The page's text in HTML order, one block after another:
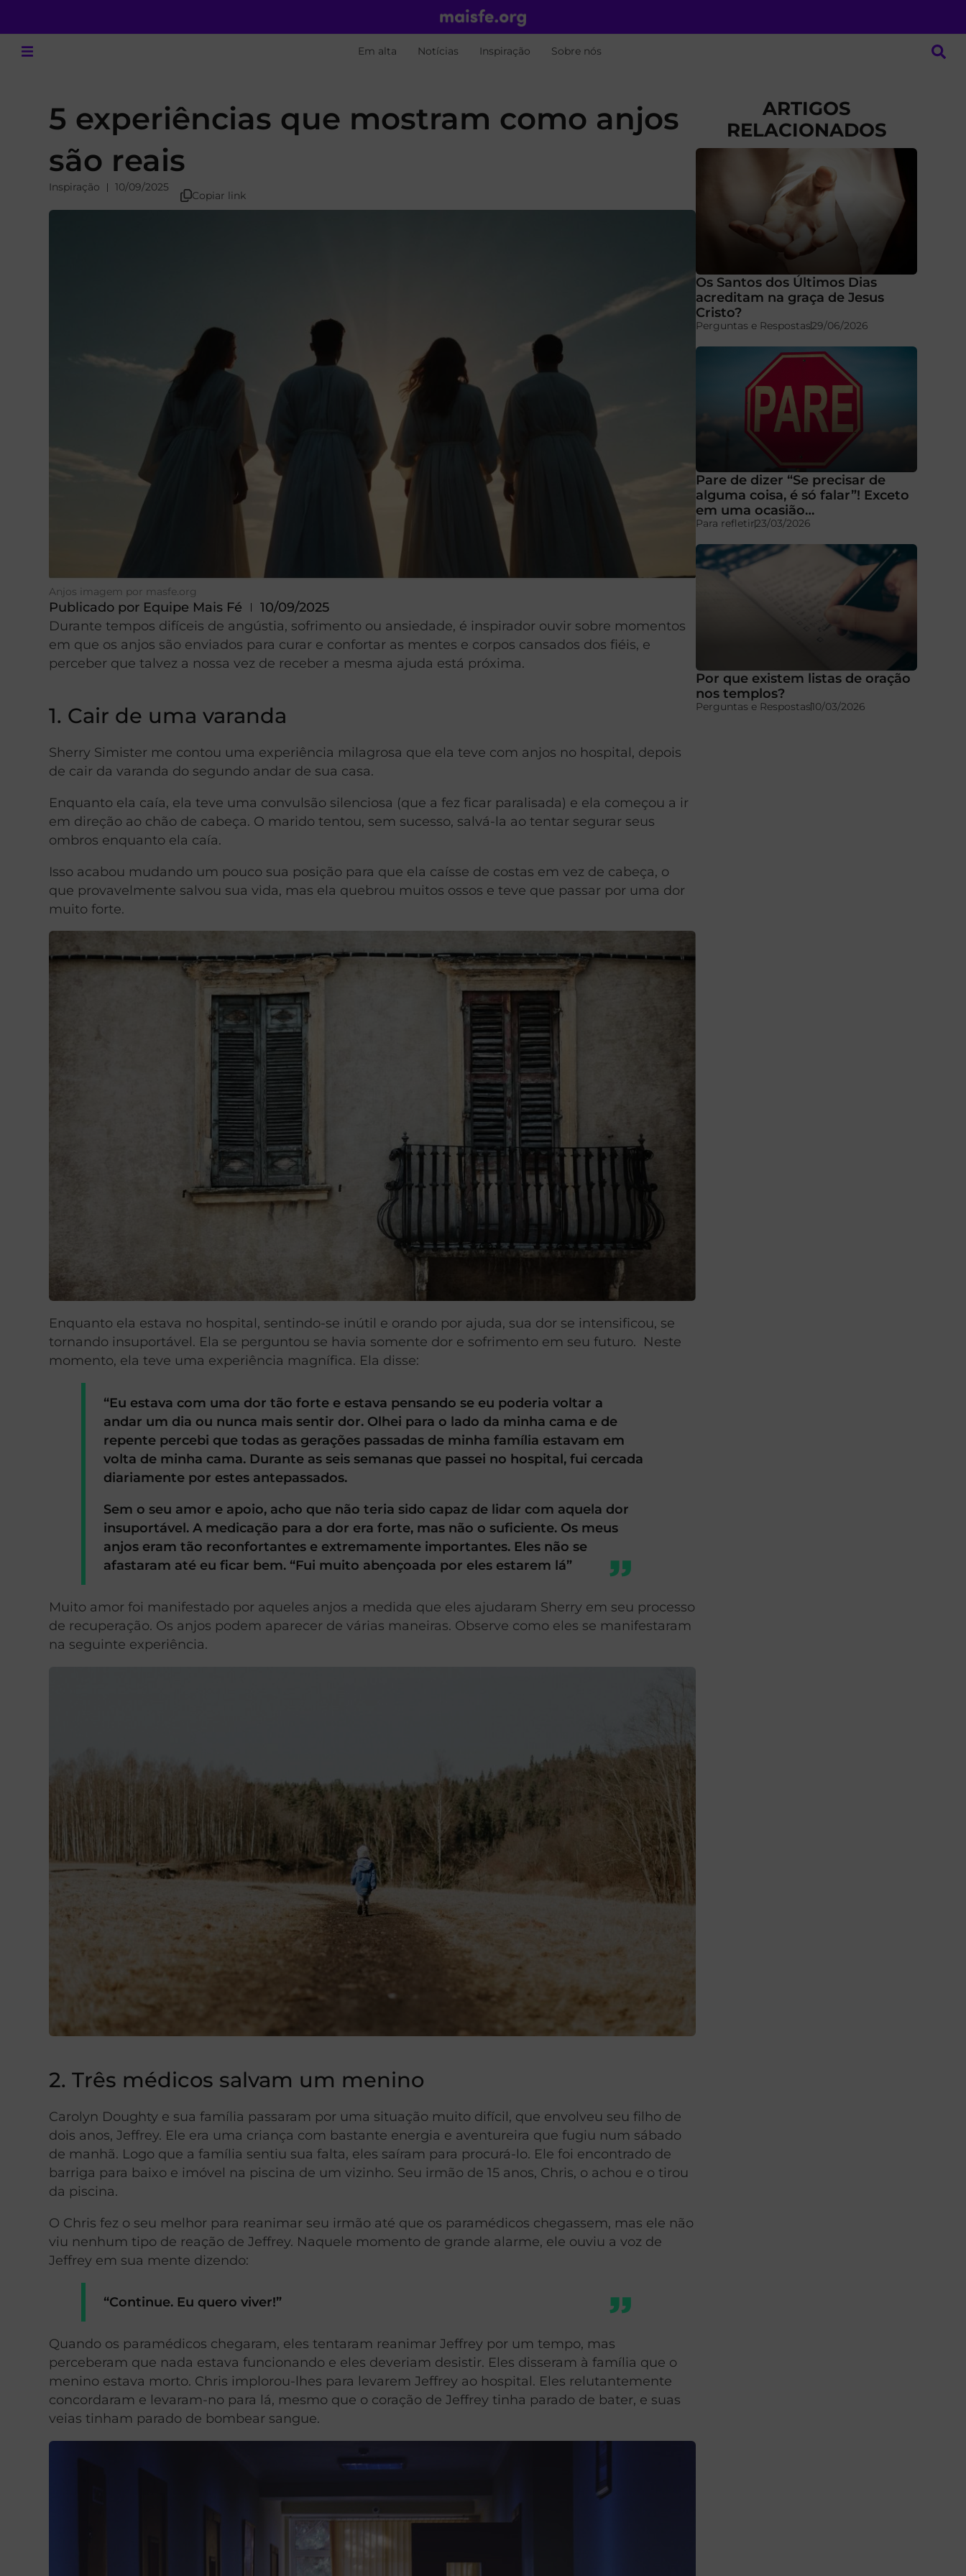
Em alta Notícias Inspiração Sobre nós
5 experiências que mostram como anjos
são reais
Inspiração 10/09/2025
Copiar link
Anjos imagem por masfe.org
Publicado por Equipe Mais Fé
10/09/2025
Durante tempos difíceis de angústia, sofrimento ou ansiedade, é inspirador ouvir sobre momentos
em que os anjos são enviados para curar e confortar as mentes e corpos cansados dos fiéis, e
perceber que talvez a nossa vez de receber a mesma ajuda está próxima.
1. Cair de uma varanda
Sherry Simister me contou uma experiência milagrosa que ela teve com anjos no hospital, depois
de cair da varanda do segundo andar de sua casa.
Enquanto ela caía, ela teve uma convulsão silenciosa (que a fez ficar paralisada) e ela começou a ir
em direção ao chão de cabeça. O marido tentou, sem sucesso, salvá-la ao tentar segurar seus
ombros enquanto ela caía.
Isso acabou mudando um pouco sua posição para que ela caísse de costas em vez de cabeça, o
que provavelmente salvou sua vida, mas ela quebrou muitos ossos e teve que passar por uma dor
muito forte.
Enquanto ela estava no hospital, sentindo-se inútil e orando por ajuda, sua dor se intensificou, se
tornando insuportável. Ela se perguntou se havia somente dor e sofrimento em seu futuro. Neste
momento, ela teve uma experiência magnífica. Ela disse:
“Eu estava com uma dor tão forte e estava pensando se eu poderia voltar a
andar um dia ou nunca mais sentir dor. Olhei para o lado da minha cama e de
repente percebi que todas as gerações passadas de minha família estavam em
volta de minha cama. Durante as seis semanas que passei no hospital, fui cercada
diariamente por estes antepassados.
Sem o seu amor e apoio, acho que não teria sido capaz de lidar com aquela dor
insuportável. A medicação para a dor era forte, mas não o suficiente. Os meus
anjos eram tão reconfortantes e extremamente importantes. Eles não se
afastaram até eu ficar bem. “Fui muito abençoada por eles estarem lá”
Muito amor foi manifestado por aqueles anjos a medida que eles ajudaram Sherry em seu processo
de recuperação. Os anjos podem aparecer de várias maneiras. Observe como eles se manifestaram
na seguinte experiência.
2. Três médicos salvam um menino
Carolyn Doughty e sua família passaram por uma situação muito difícil, que envolveu seu filho de
dois anos, Jeffrey. Ele era uma criança com bastante energia e aventureira que fugiu num sábado
de manhã. Logo que a família sentiu sua falta, eles saíram para procurá-lo. Ele foi encontrado de
barriga para baixo e imóvel na piscina de um vizinho. Seu irmão de 15 anos, Chris, o achou e o tirou
da piscina.
O Chris fez o seu melhor para reanimar seu irmão até que os paramédicos chegassem, mas ele não
viu nenhum tipo de reação de Jeffrey. Naquele momento de grande alarme, ele ouviu a voz de
Jeffrey em sua mente dizendo:
“Continue. Eu quero viver!”
Quando os paramédicos chegaram, eles tentaram reanimar Jeffrey por um tempo, mas
perceberam que nada estava funcionando e eles deveriam desistir. Eles disseram à família que o
menino estava morto. Chris implorou-lhes para levarem Jeffrey ao hospital. Eles relutantemente
concordaram e levaram-no para lá, mesmo que o coração de Jeffrey tinha parado de bater, e suas
veias tinham parado de bombear sangue.
ARTIGOS
RELACIONADOS
Os Santos dos Últimos Dias
acreditam na graça de Jesus
Cristo?
Perguntas e Respostas29/06/2026
Pare de dizer “Se precisar de
alguma coisa, é só falar”! Exceto
em uma ocasião…
Para refletir23/03/2026
Por que existem listas de oração
nos templos?
Perguntas e Respostas10/03/2026